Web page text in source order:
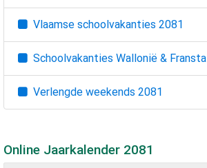
Vlaamse schoolvakanties 2081
Schoolvakanties Wallonië &
Verlengde weekends 2081
Online Jaarkalender 2081